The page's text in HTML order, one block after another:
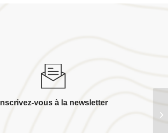
Inscrivez-vous à la newsletter